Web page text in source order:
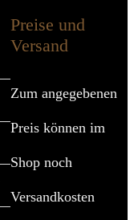
Preise und
Versand
Zum angegebenen
Preis können im
Shop noch
Versandkosten